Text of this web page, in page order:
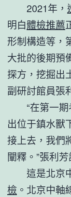
2021年，
明白體檢推薦
形制構造等，
大批的後期預
探方，挖掘出
副研討館員張
“在第一
出位于鎮水獸
接上去，我們
闡釋。”張利芳
這是北京
檢 。北京中